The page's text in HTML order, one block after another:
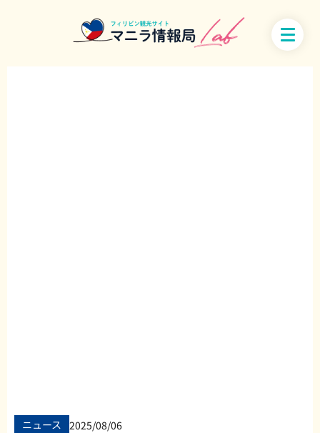
ニュース 2025/08/06